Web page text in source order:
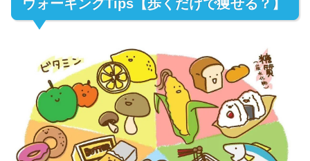
ウォーキングTips【歩くだけで痩せる？】